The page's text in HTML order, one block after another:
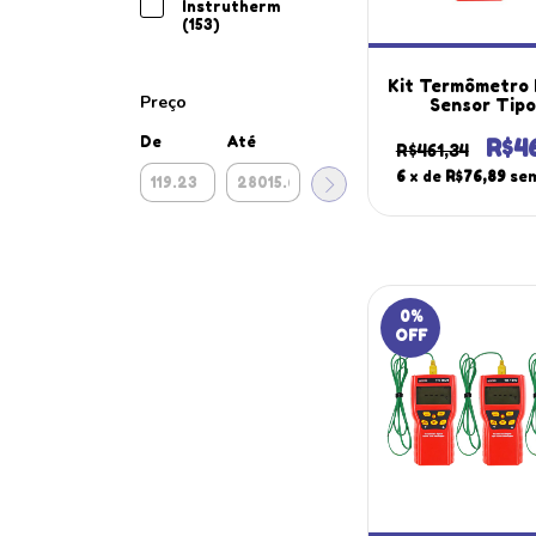
Instrutherm
(153)
Preço
De Até
Kit Termômetro
Sensor
Datalogger
Máx Mín Th-
Portátil
R$461,34
6 x de R$76,89
0%
OFF